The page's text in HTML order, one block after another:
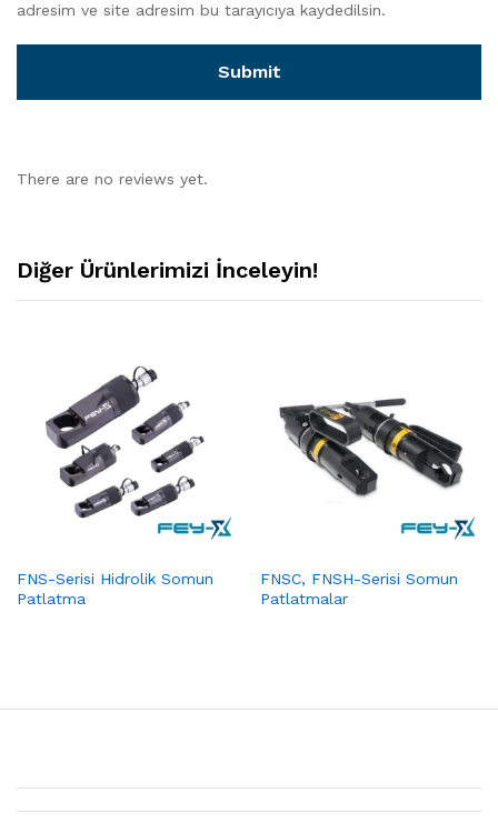
adresim ve site adresim bu tarayıcıya kaydedilsin.
There are no reviews yet.
Diğer Ürünlerimizi İnceleyin!
FNS-Serisi Hidrolik Somun
Patlatma
FNSC, FNSH-Serisi Somun
Patlatmalar